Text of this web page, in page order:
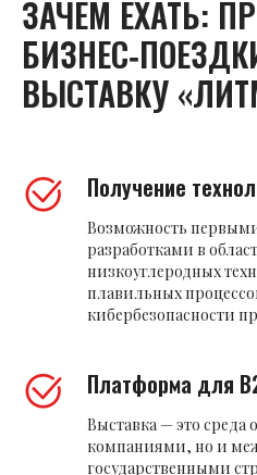
ЗАЧЕМ ЕХАТЬ:
ВЫСТАВКУ
Получение
Возможность
разработками в
низкоуглеродных
плавильных
кибербезопасности
Платформа для
Выставка — это
компаниями, но и
государственными